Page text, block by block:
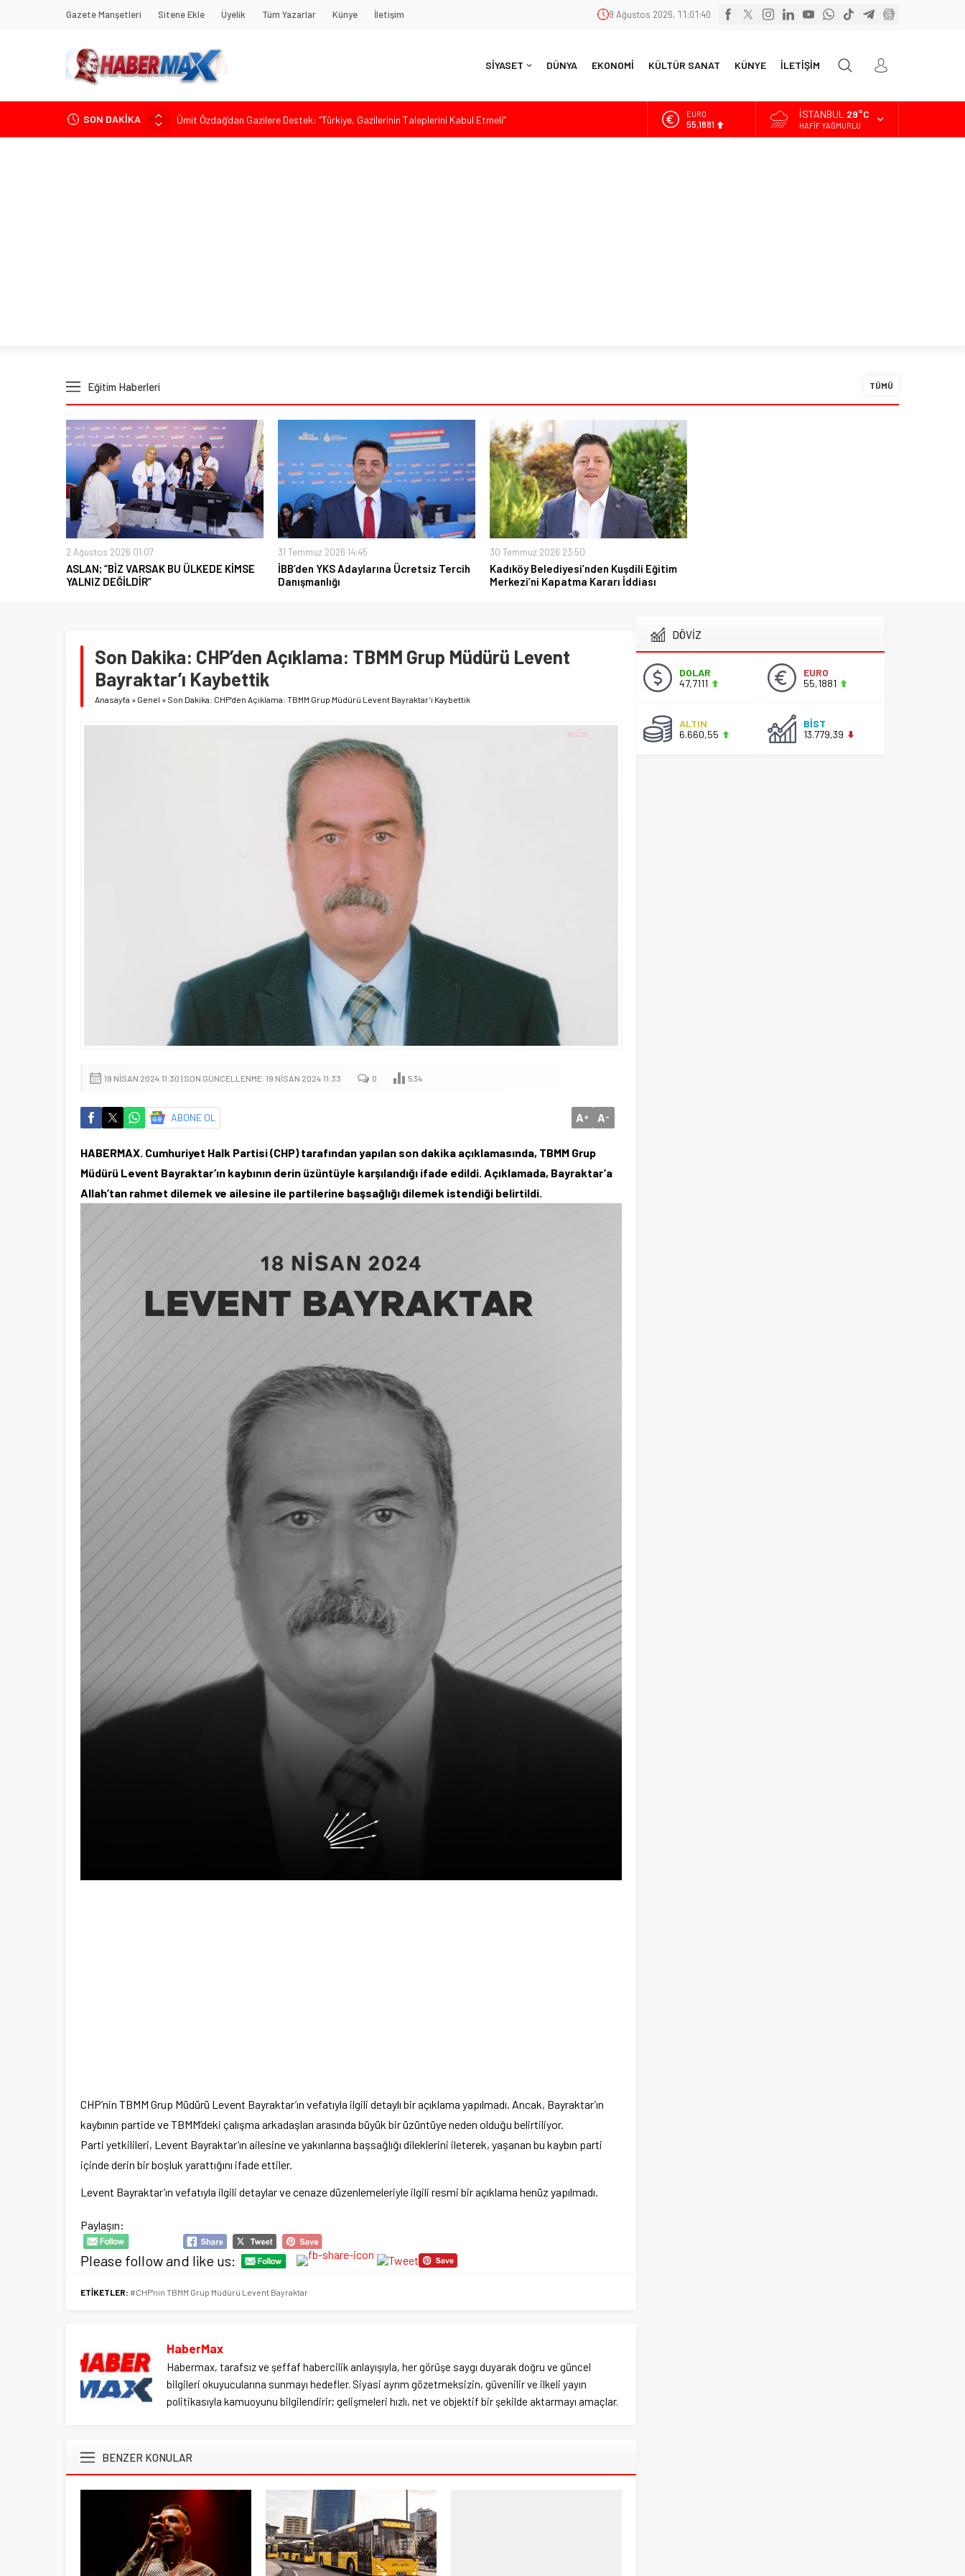
Gazete Manşetleri Sitene Ekle Üyelik Tüm Yazarlar Künye İletişim 9 Ağustos 2026, 11:01:41
SİYASET DÜNYA EKONOMİ KÜLTÜR SANAT KÜNYE İLETİŞİM
SON DAKİKA
Ümit Özdağ’dan Gazilere Destek: “Türkiye, Gazilerinin Taleplerini Kabul Etmeli”
TOKDEF Başkanı Fevzi Can Büşürüm’de Sert Konuştu: “Bu Toprakları Teslim Etmeyeceğiz”
ALTIN
6.660,55
İSTANBUL 29°C
HAFIF YAĞMURLU
Eğitim Haberleri TÜMÜ
2 Ağustos 2026 01:07
ASLAN; “BİZ VARSAK BU ÜLKEDE KİMSE
YALNIZ DEĞİLDİR”
31 Temmuz 2026 14:45
İBB’den YKS Adaylarına Ücretsiz Tercih
Danışmanlığı
30 Temmuz 2026 23:50
Kadıköy Belediyesi’nden Kuşdili Eğitim
Merkezi’ni Kapatma Kararı İddiası
Son Dakika: CHP’den Açıklama: TBMM Grup Müdürü Levent
Bayraktar’ı Kaybettik
Anasayfa » Genel » Son Dakika: CHP’den Açıklama: TBMM Grup Müdürü Levent Bayraktar’ı Kaybettik
19 NISAN 2024 11:30 | SON GÜNCELLENME: 19 NISAN 2024 11:33 0 534
ABONE OL A+ A-
HABERMAX. Cumhuriyet Halk Partisi (CHP) tarafından yapılan son dakika açıklamasında, TBMM Grup
Müdürü Levent Bayraktar’ın kaybının derin üzüntüyle karşılandığı ifade edildi. Açıklamada, Bayraktar’a
Allah’tan rahmet dilemek ve ailesine ile partilerine başsağlığı dilemek istendiği belirtildi.
CHP’nin TBMM Grup Müdürü Levent Bayraktar’ın vefatıyla ilgili detaylı bir açıklama yapılmadı. Ancak, Bayraktar’ın
kaybının partide ve TBMM’deki çalışma arkadaşları arasında büyük bir üzüntüye neden olduğu belirtiliyor.
Parti yetkilileri, Levent Bayraktar’ın ailesine ve yakınlarına başsağlığı dileklerini ileterek, yaşanan bu kaybın parti
içinde derin bir boşluk yarattığını ifade ettiler.
Levent Bayraktar’ın vefatıyla ilgili detaylar ve cenaze düzenlemeleriyle ilgili resmi bir açıklama henüz yapılmadı.
Paylaşın:
Please follow and like us:
ETİKETLER: #CHP'nin TBMM Grup Müdürü Levent Bayraktar
HaberMax
Habermax, tarafsız ve şeffaf habercilik anlayışıyla, her görüşe saygı duyarak doğru ve güncel
bilgileri okuyucularına sunmayı hedefler. Siyasi ayrım gözetmeksizin, güvenilir ve ilkeli yayın
politikasıyla kamuoyunu bilgilendirir; gelişmeleri hızlı, net ve objektif bir şekilde aktarmayı amaçlar.
BENZER KONULAR
DÖVİZ
DOLAR
47,7111
EURO
55,1881
ALTIN
6.660,55
BİST
13.779,39